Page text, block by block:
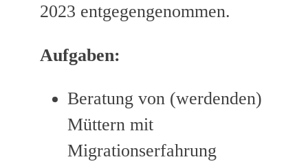
2023 entgegengenommen.
Aufgaben:
Beratung von (werdenden)
Müttern mit
Migrationserfahrung